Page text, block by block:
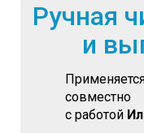
Ручная
и
совместно
с работой